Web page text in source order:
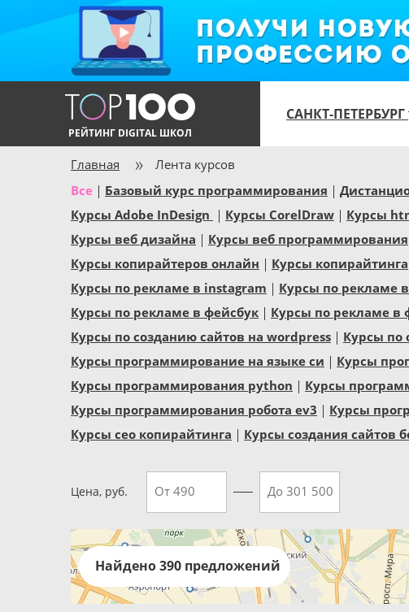
РЕЙТИНГ DIGITAL ШКОЛ
САНКТ-ПЕТЕРБУРГ
Главная
Лента курсов
Все
Базовый курс программирования
Курсы Adobe InDesign
Курсы CorelDraw Курсы
Курсы веб дизайна
Курсы веб программирования
Курсы копирайтеров онлайн
Курсы копирайтинга
Курсы по рекламе в instagram
Курсы по рекламе
Курсы по рекламе в фейсбук
Курсы по рекламе в
Курсы по созданию сайтов на wordpress
Курсы по
Курсы программирование на языке си
Курсы
Курсы программирования python
Курсы
Курсы программирования робота ev3
Курсы
Курсы сео копирайтинга
Курсы создания сайтов
Цена, руб.
Найдено 390 предложений